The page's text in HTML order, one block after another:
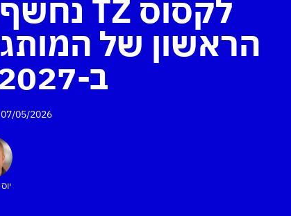
הראשון של
ב-2027 בישראל
07/05/2026